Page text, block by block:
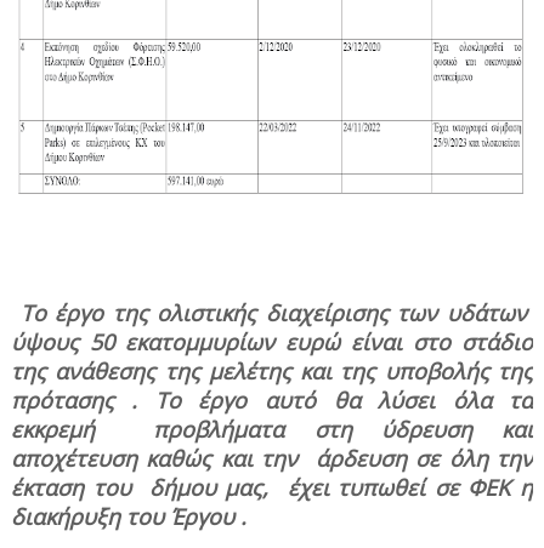
Το έργο της ολιστικής διαχείρισης των υδάτων
ύψους 50 εκατομμυρίων ευρώ είναι στο στάδιο
της ανάθεσης της μελέτης και της υποβολής της
πρότασης . Το έργο αυτό θα λύσει όλα τα
εκκρεμή
προβλήματα στη ύδρευση και
αποχέτευση καθώς και την
άρδευση σε όλη την
έκταση του
δήμου μας,
έχει τυπωθεί σε ΦΕΚ η
διακήρυξη του Έργου .